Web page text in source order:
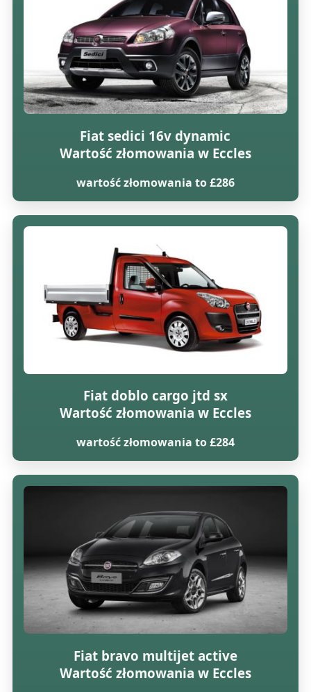
Fiat sedici 16v dynamic
Wartość złomowania w Eccles
wartość złomowania to £286
Fiat doblo cargo jtd sx
Wartość złomowania w Eccles
wartość złomowania to £284
Fiat bravo multijet active
Wartość złomowania w Eccles